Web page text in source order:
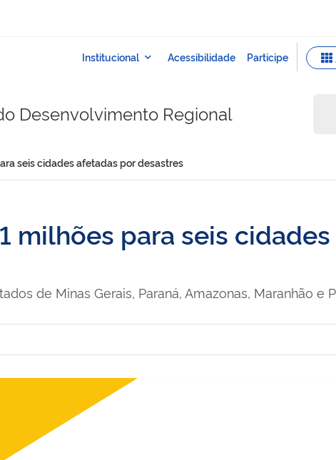
Desenvolvimento Regional
seis cidades afetadas por desastres
milhões para seis
de Minas Gerais, Paraná, Amazonas, Maranhão e